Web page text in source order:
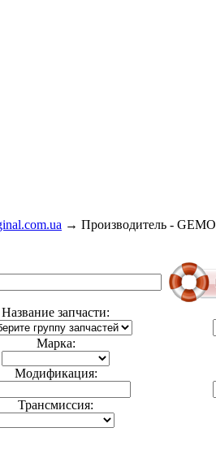
→ Производитель - GEMO
Название запчасти:
Марка:
Модификация:
Трансмиссия: